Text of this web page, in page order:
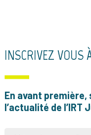
INSCRIVEZ VOUS
En avant
l’actualité de l’IRT